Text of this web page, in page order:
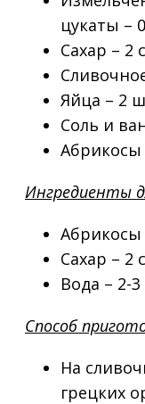
цукаты –
Сахар – 2
Яйца – 2
Соль и
Ингредиенты
Абрикосы
Сахар – 2
Вода – 2-
Способ
На
грецких